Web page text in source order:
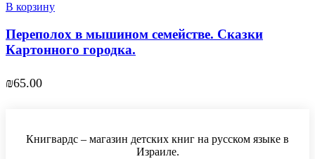
В корзину
Переполох в мышином семействе. Сказки
Картонного городка.
₪65.00
Книгвардс – магазин детских книг на русском языке в
Израиле.